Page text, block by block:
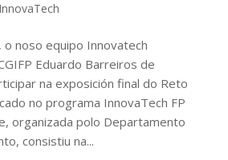
InnovaTech
o noso equipo Innovatech
Eduardo Barreiros de
na exposición final do Reto
no programa InnovaTech FP
organizada polo Departamento
consistiu na...